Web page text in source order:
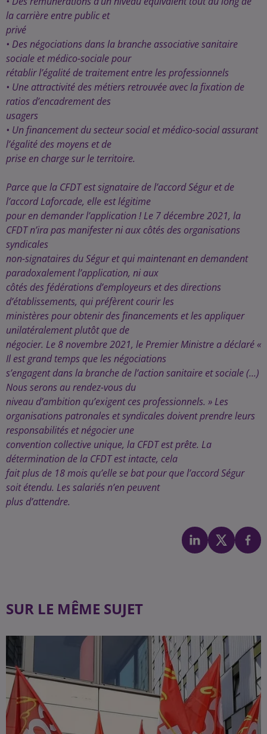
la carrière entre public et
privé
• Des négociations dans la branche associative sanitaire
sociale et médico-sociale pour
rétablir l’égalité de traitement entre les professionnels
• Une attractivité des métiers retrouvée avec la fixation de
ratios d’encadrement des
usagers
• Un financement du secteur social et médico-social assurant
l’égalité des moyens et de
prise en charge sur le territoire.
Parce que la CFDT est signataire de l’accord Ségur et de
l’accord Laforcade, elle est légitime
pour en demander l’application ! Le 7 décembre 2021, la
CFDT n’ira pas manifester ni aux côtés des organisations
syndicales
non-signataires du Ségur et qui maintenant en demandent
paradoxalement l’application, ni aux
côtés des fédérations d’employeurs et des directions
d’établissements, qui préfèrent courir les
ministères pour obtenir des financements et les appliquer
unilatéralement plutôt que de
négocier. Le 8 novembre 2021, le Premier Ministre a déclaré «
Il est grand temps que les négociations
s’engagent dans la branche de l’action sanitaire et sociale (...)
Nous serons au rendez-vous du
niveau d’ambition qu’exigent ces professionnels. » Les
organisations patronales et syndicales doivent prendre leurs
responsabilités et négocier une
convention collective unique, la CFDT est prête. La
détermination de la CFDT est intacte, cela
fait plus de 18 mois qu’elle se bat pour que l’accord Ségur
soit étendu. Les salariés n’en peuvent
plus d’attendre.
SUR LE MÊME SUJET